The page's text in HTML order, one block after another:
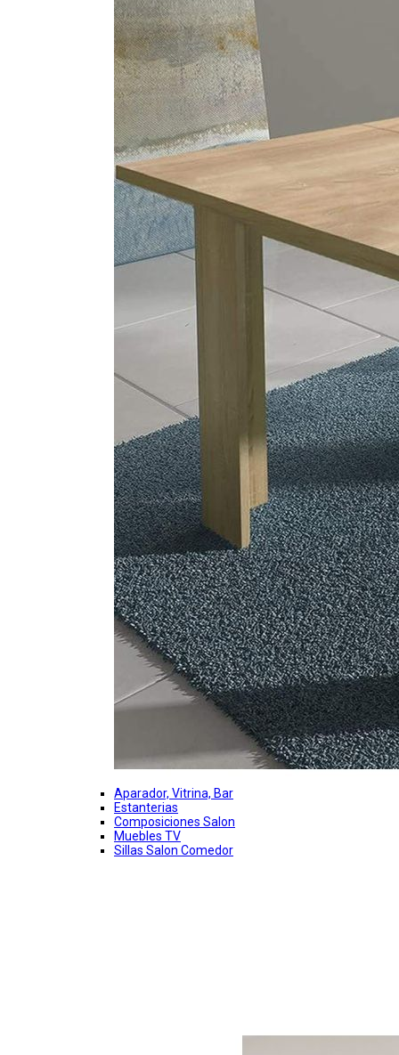
Aparador, Vitrina, Bar
Estanterias
Composiciones Salon
Muebles TV
Sillas Salon Comedor